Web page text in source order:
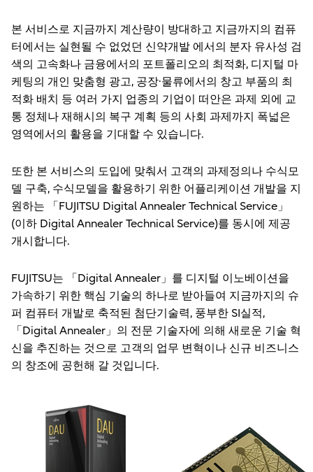
본 서비스로 지금까지 계산량이 방대하고 지금까지의 컴퓨
터에서는 실현될 수 없었던 신약개발 에서의 분자 유사성 검
색의 고속화나 금융에서의 포트폴리오의 최적화, 디지털 마
케팅의 개인 맞춤형 광고, 공장·물류에서의 창고 부품의 최
적화 배치 등 여러 가지 업종의 기업이 떠안은 과제 외에 교
통 정체나 재해시의 복구 계획 등의 사회 과제까지 폭넓은
영역에서의 활용을 기대할 수 있습니다.
또한 본 서비스의 도입에 맞춰서 고객의 과제정의나 수식모
델 구축, 수식모델을 활용하기 위한 어플리케이션 개발을 지
원하는 「FUJITSU Digital Annealer Technical Service」
(이하 Digital Annealer Technical Service)를 동시에 제공
개시합니다.
FUJITSU는 「Digital Annealer」를 디지털 이노베이션을
가속하기 위한 핵심 기술의 하나로 받아들여 지금까지의 슈
퍼 컴퓨터 개발로 축적된 첨단기술력, 풍부한 SI실적,
「Digital Annealer」의 전문 기술자에 의해 새로운 기술 혁
신을 추진하는 것으로 고객의 업무 변혁이나 신규 비즈니스
의 창조에 공헌해 갈 것입니다.